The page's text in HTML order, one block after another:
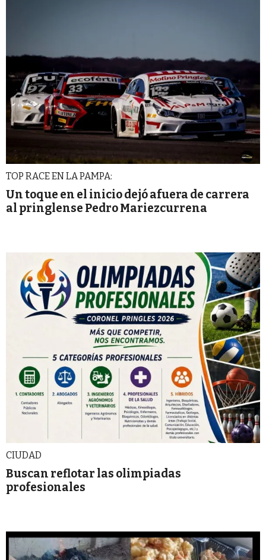
TOP RACE EN LA PAMPA:
Un toque en el inicio dejó afuera de carrera
al pringlense Pedro Mariezcurrena
CIUDAD
Buscan reflotar las olimpiadas
profesionales